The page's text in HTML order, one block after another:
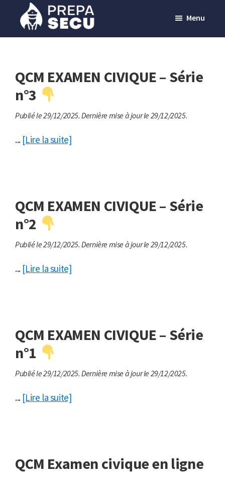
contenuPrepasecu
de
préparation
aux
métiers
de
la
Menu
QCM EXAMEN CIVIQUE – Série
n°3
Publié le 29/12/2025. Dernière mise à jour le 29/12/2025.
... [Lire la suite]
QCM EXAMEN CIVIQUE – Série
n°2
Publié le 29/12/2025. Dernière mise à jour le 29/12/2025.
... [Lire la suite]
QCM EXAMEN CIVIQUE – Série
n°1
Publié le 29/12/2025. Dernière mise à jour le 29/12/2025.
... [Lire la suite]
QCM Examen civique en ligne